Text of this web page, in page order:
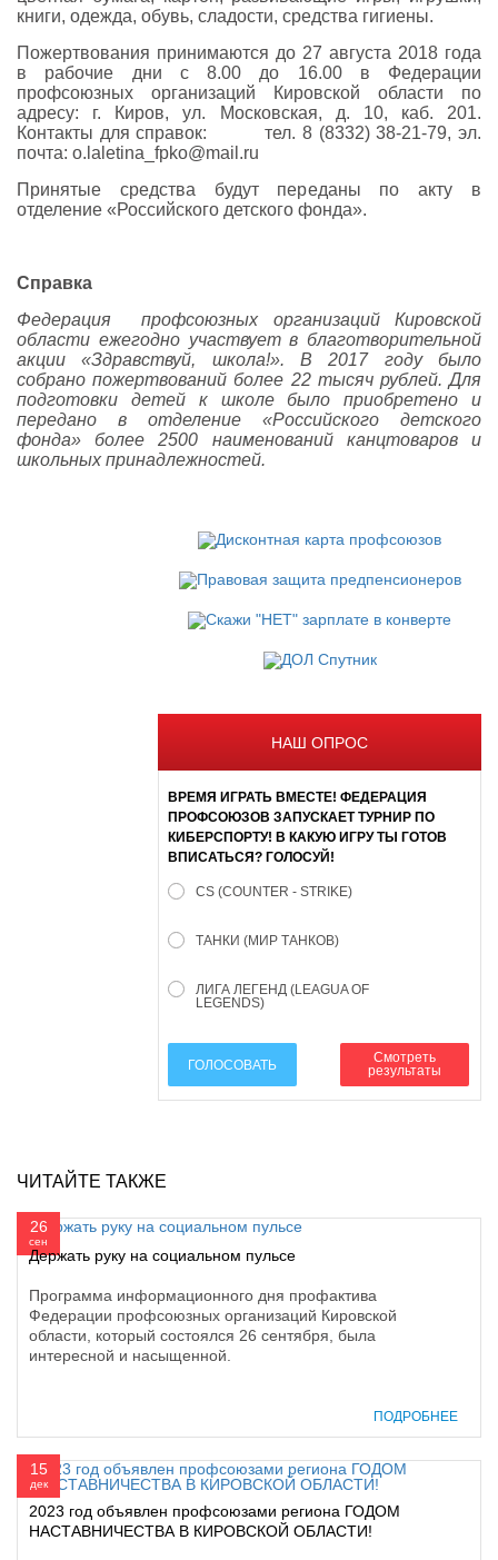
книги, одежда, обувь, сладости, средства гигиены.
Пожертвования принимаются до 27 августа 2018 года
в рабочие дни с 8.00 до 16.00 в Федерации
профсоюзных организаций Кировской области по
адресу: г. Киров, ул. Московская, д. 10, каб. 201.
Контакты для справок: тел. 8 (8332) 38-21-79, эл.
почта: o.laletina_fpko@mail.ru
Принятые средства будут переданы по акту в
отделение «Российского детского фонда».
Справка
Федерация профсоюзных организаций Кировской
области ежегодно участвует в благотворительной
акции «Здравствуй, школа!». В 2017 году было
собрано пожертвований более 22 тысяч рублей. Для
подготовки детей к школе было приобретено и
передано в отделение «Российского детского
фонда» более 2500 наименований канцтоваров и
школьных принадлежностей.
НАШ ОПРОС
ВРЕМЯ ИГРАТЬ ВМЕСТЕ! ФЕДЕРАЦИЯ
ПРОФСОЮЗОВ ЗАПУСКАЕТ ТУРНИР ПО
КИБЕРСПОРТУ! В КАКУЮ ИГРУ ТЫ ГОТОВ
ВПИСАТЬСЯ? ГОЛОСУЙ!
CS (COUNTER - STRIKE)
ТАНКИ (МИР ТАНКОВ)
ЛИГА ЛЕГЕНД (LEAGUA OF
LEGENDS)
ГОЛОСОВАТЬ
Смотреть
результаты
ЧИТАЙТЕ ТАКЖЕ
26
сен
Держать руку на социальном пульсе
Программа информационного дня профактива
Федерации профсоюзных организаций Кировской
области, который состоялся 26 сентября, была
интересной и насыщенной.
ПОДРОБНЕЕ
15
дек
2023 год объявлен профсоюзами региона ГОДОМ
НАСТАВНИЧЕСТВА В КИРОВСКОЙ ОБЛАСТИ!